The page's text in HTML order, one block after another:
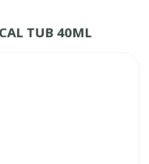
TUB 40ML